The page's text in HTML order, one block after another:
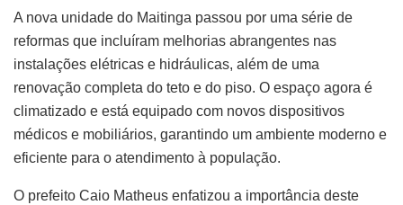
A nova unidade do Maitinga passou por uma série de
reformas que incluíram melhorias abrangentes nas
instalações elétricas e hidráulicas, além de uma
renovação completa do teto e do piso. O espaço agora é
climatizado e está equipado com novos dispositivos
médicos e mobiliários, garantindo um ambiente moderno e
eficiente para o atendimento à população.
O prefeito Caio Matheus enfatizou a importância deste